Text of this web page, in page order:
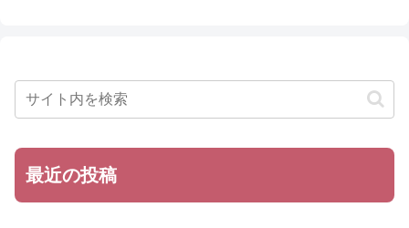
最近の投稿